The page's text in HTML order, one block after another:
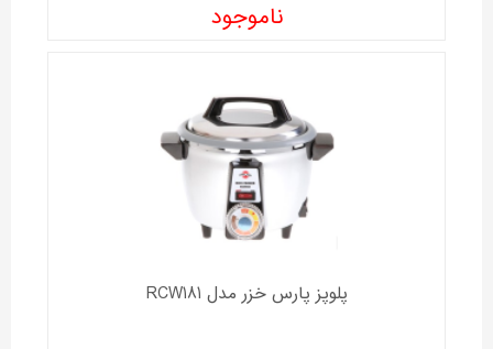
ناموجود
پلوپز پارس خزر مدل RCW181